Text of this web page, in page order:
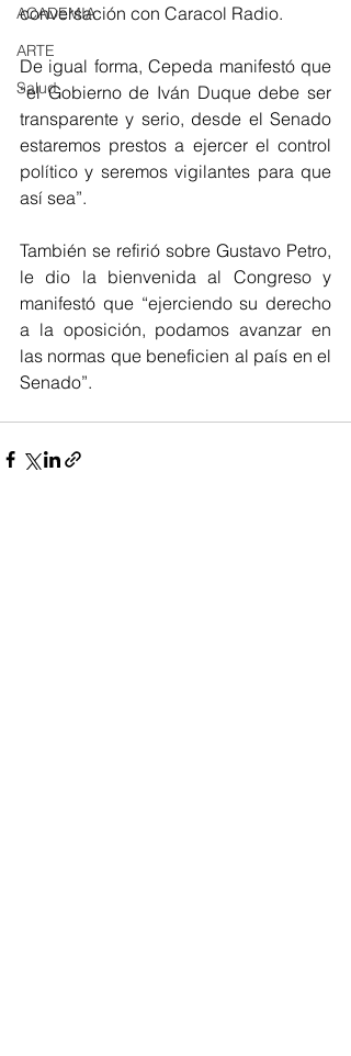
ACADEMIA
ARTE
Salud
conversación con Caracol Radio.
De igual forma, Cepeda manifestó que
“el Gobierno de Iván Duque debe ser
transparente y serio, desde el Senado
estaremos prestos a ejercer el control
político y seremos vigilantes para que
así sea”.
También se refirió sobre Gustavo Petro,
le dio la bienvenida al Congreso y
manifestó que “ejerciendo su derecho
a la oposición, podamos avanzar en
las normas que beneficien al país en el
Senado”.